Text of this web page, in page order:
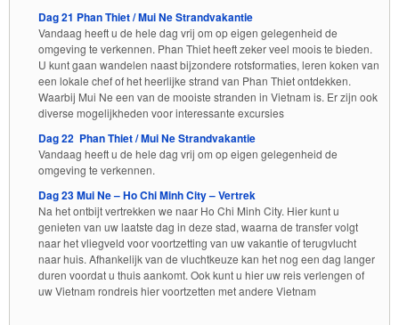
Dag 21 Phan Thiet / Mui Ne Strandvakantie
Vandaag heeft u de hele dag vrij om op eigen gelegenheid de
omgeving te verkennen. Phan Thiet heeft zeker veel moois te bieden.
U kunt gaan wandelen naast bijzondere rotsformaties, leren koken van
een lokale chef of het heerlijke strand van Phan Thiet ontdekken.
Waarbij Mui Ne een van de mooiste stranden in Vietnam is. Er zijn ook
diverse mogelijkheden voor interessante excursies
Dag 22 Phan Thiet / Mui Ne Strandvakantie
Vandaag heeft u de hele dag vrij om op eigen gelegenheid de
omgeving te verkennen.
Dag 23 Mui Ne – Ho Chi Minh City – Vertrek
Na het ontbijt vertrekken we naar Ho Chi Minh City. Hier kunt u
genieten van uw laatste dag in deze stad, waarna de transfer volgt
naar het vliegveld voor voortzetting van uw vakantie of terugvlucht
naar huis. Afhankelijk van de vluchtkeuze kan het nog een dag langer
duren voordat u thuis aankomt. Ook kunt u hier uw reis verlengen of
uw Vietnam rondreis hier voortzetten met andere Vietnam